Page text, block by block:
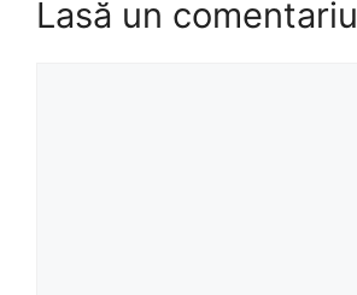
Lasă un comentariu